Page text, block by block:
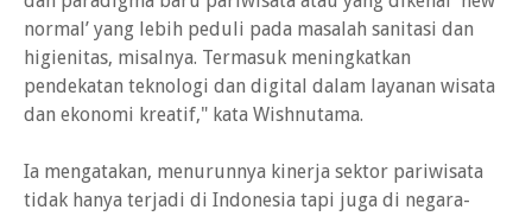
normal’ yang lebih peduli pada masalah sanitasi dan
higienitas, misalnya. Termasuk meningkatkan
pendekatan teknologi dan digital dalam layanan wisata
dan ekonomi kreatif," kata Wishnutama.
Ia mengatakan, menurunnya kinerja sektor pariwisata
tidak hanya terjadi di Indonesia tapi juga di negara-